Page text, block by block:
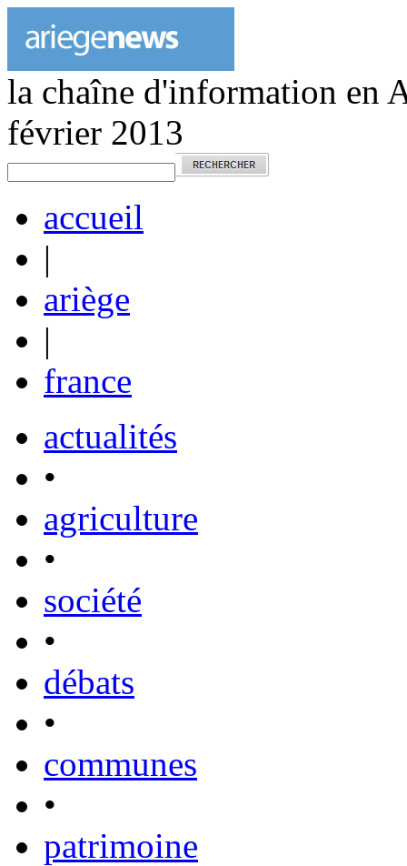
la chaîne d'information en
février 2013
accueil
|
ariège
|
france
actualités
•
agriculture
•
société
•
débats
•
communes
•
patrimoine